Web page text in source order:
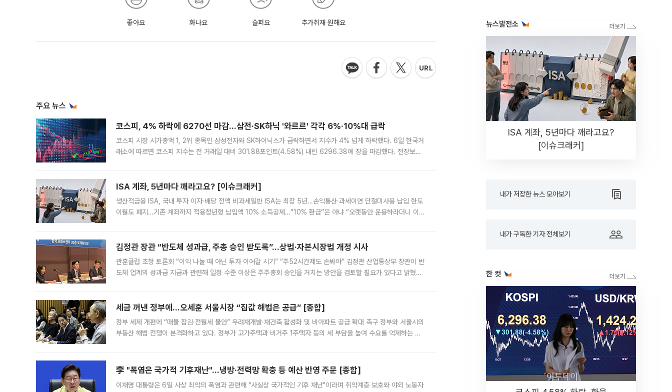
좋아요 화나요 슬퍼요 추가취재 원해요
주요 뉴스
코스피, 4% 하락에 6270선 마감…삼전·SK하닉 '와르르' 각각 6%·10%대 급락
코스피 시장 시가총액 1, 2위 종목인 삼성전자와 SK하이닉스가 급락하면서 지수가 4% 넘게 하락했다. 6일 한국거
래소에 따르면 코스피 지수는 전 거래일 대비 301.88포인트(4.58%) 내린 6296.38에 장을 마감했다. 전장보다
ISA 계좌, 5년마다 깨라고요? [이슈크래커]
생산적금융 ISA, 국내 투자 이자·배당 전액 비과세일반 ISA는 최장 5년…손익통산·과세이연 단절미사용 납입 한도
이월도 폐지…기존 계좌까지 적용청년형 납입액 10% 소득공제…“10% 환급”은 아냐 “오랫동안 운용하라더니 이제
김정관 장관 “반도체 성과급, 주총 승인 받도록”…상법·자본시장법 개정 시사
관훈클럽 초청 토론회 “이익 나눌 때 아닌 투자 이어갈 시기” “주52시간제도 손봐야” 김정관 산업통상부 장관이 반
도체 업계의 성과급 지급과 관련해 일정 수준 이상은 주주총회 승인을 거치는 방안을 검토할 필요가 있다고 밝혔다.
세금 꺼낸 정부에…오세훈 서울시장 “집값 해법은 공급” [종합]
정부 세제 개편에 “매물 잠김·전월세 불안” 우려재개발·재건축 활성화 및 비아파트 공급 확대 촉구 정부와 서울시의
부동산 해법 전쟁이 본격화하고 있다. 정부가 고가주택과 비거주 1주택자 등의 세 부담을 높여 수요를 억제하는 카
李 "폭염은 국가적 기후재난"…냉방·전력망 확충 등 예산 반영 주문 [종합]
이재명 대통령은 6일 사상 최악의 폭염과 관련해 "사실상 국가적인 기후 재난"이라며 취약계층 보호와 야외 노동자
뉴스발전소
ISA 계좌, 5년마다 깨라고요?
[이슈크래커]
내가 저장한 뉴스 모아보기
내가 구독한 기자 전체보기
한 컷